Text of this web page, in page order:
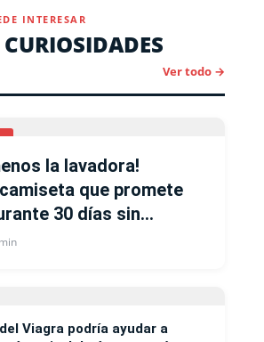
INTERESAR
Ver todo →
la lavadora!
que promete
30 días sin
de lavarse
Viagra podría ayudar a